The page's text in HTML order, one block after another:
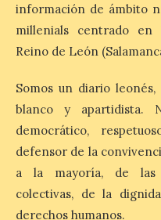
La Bañeza inicia
fiestas con el
Matilla
8 Ago 2026
El
Bañeza
información de ámbito
millenials centrado en
Reino de León
Somos un diario
blanco y apartidista.
democrático,
defensor de la
a la mayoría, de las
colectivas, de la
derechos humanos.